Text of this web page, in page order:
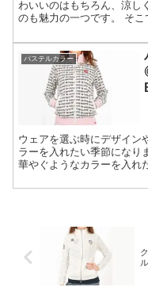
わいいのはもちろん、涼し
のも魅力の一つです。 そ
ンピースコーデをご紹介
パステルカラー
ウェアを選ぶ時にデザイン
ラーを入れたい季節になり
華やぐようなカラーを入れ
色味はとても大切です。
ゾ...